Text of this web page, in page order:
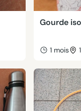
Gourde
1 mois